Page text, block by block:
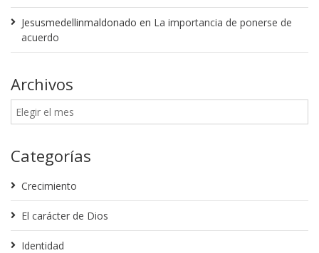
Jesusmedellinmaldonado en La importancia de ponerse de
acuerdo
Archivos
Categorías
Crecimiento
El carácter de Dios
Identidad